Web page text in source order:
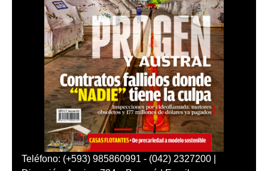
Teléfono: (+593) 985860991 - (042) 2327200 |